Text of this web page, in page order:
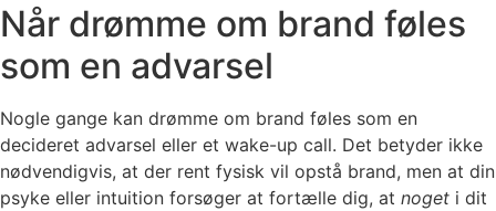
Når drømme om brand føles
som en advarsel
Nogle gange kan drømme om brand føles som en
decideret advarsel eller et wake-up call. Det betyder ikke
nødvendigvis, at der rent fysisk vil opstå brand, men at din
psyke eller intuition forsøger at fortælle dig, at noget i dit